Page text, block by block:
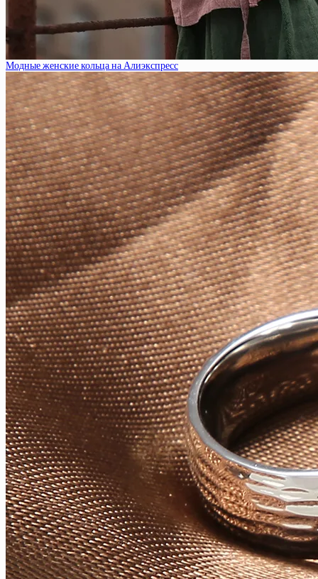
Модные женские кольца на Алиэкспресс